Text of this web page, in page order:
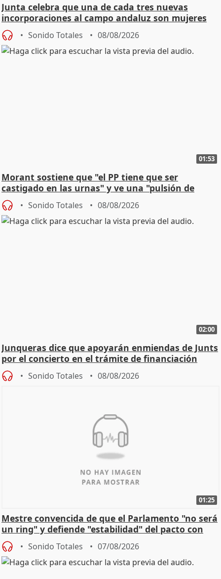
Junta celebra que una de cada tres nuevas
incorporaciones al campo andaluz son mujeres
jóvenes
Sonido Totales 08/08/2026
01:53
Morant sostiene que "el PP tiene que ser
castigado en las urnas" y ve una "pulsión de
cambio"
Sonido Totales 08/08/2026
02:00
Junqueras dice que apoyarán enmiendas de Junts
por el concierto en el trámite de financiación
Sonido Totales 08/08/2026
01:25
Mestre convencida de que el Parlamento "no será
un ring" y defiende "estabilidad" del pacto con
Vox
Sonido Totales 07/08/2026